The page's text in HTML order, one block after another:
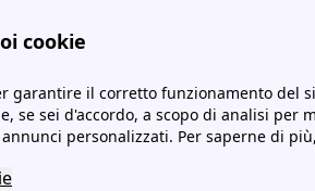
cookie
garantire il corretto funzionamento del
se sei d'accordo, a scopo di analisi per
personalizzati. Per saperne di
Qual è il consumo medio di gas in Italia?
La